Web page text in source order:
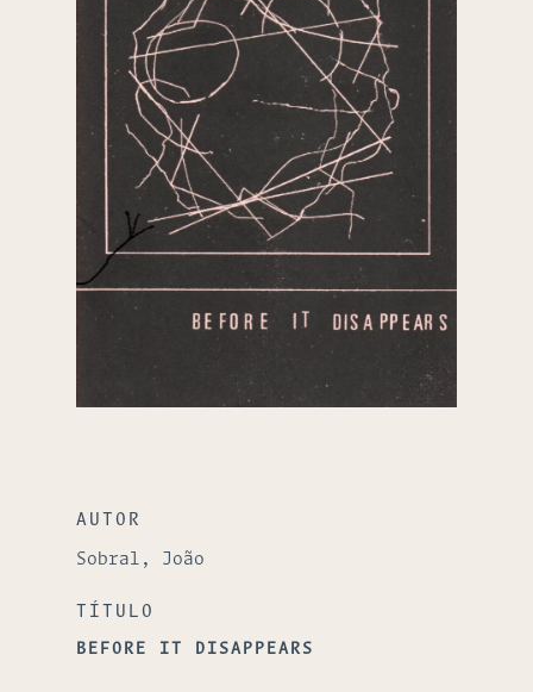
AUTOR
Sobral, João
TÍTULO
BEFORE IT DISAPPEARS